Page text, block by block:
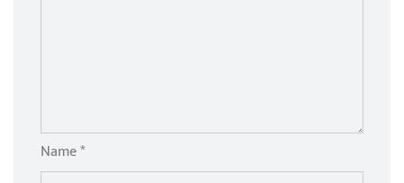
Name *